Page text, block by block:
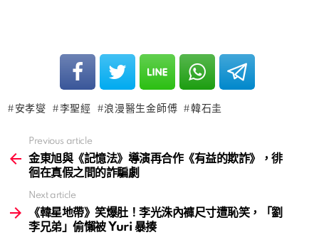
安孝燮 李聖經 浪漫醫生金師傅 韓石圭
more
Previous article
金東旭與《記憶法》導演再合作《有益的欺詐》，徘
徊在真假之間的詐騙劇
Next article
《韓星地帶》笑爆肚！李光洙內褲尺寸遭恥笑，「劉
李兄弟」偷懶被 Yuri 暴揍